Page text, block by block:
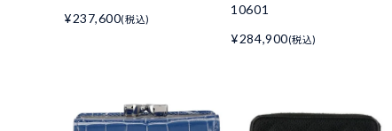
¥237,600(税込)
10601
¥284,900(税込)